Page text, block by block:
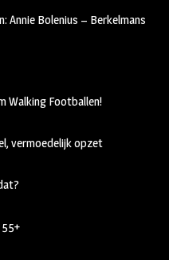
Annie Bolenius – Berkelmans
Walking Footballen!
vermoedelijk opzet